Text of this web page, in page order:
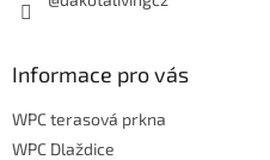
Informace pro vás
WPC terasová prkna
WPC Dlaždice